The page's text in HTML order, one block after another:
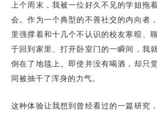
上个周末，我被一位好久不见的学姐拖
会。作为一个典型的不善社交的内向者
里强撑着和十几个不认识的校友寒暄、
于回到家里、打开卧室门的一瞬间，我
倒在了地毯上。即使并没有喝酒，却只
同被抽干了浑身的力气。
这种体验让我想到曾经看过的一篇研究